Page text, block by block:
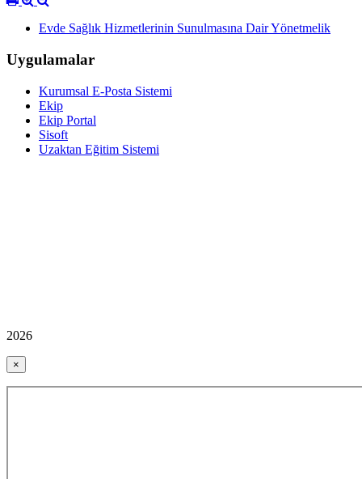
Evde Sağlık Hizmetlerinin Sunulmasına Dair Yönetmelik
Uygulamalar
Kurumsal E-Posta Sistemi
Ekip
Ekip Portal
Sisoft
Uzaktan Eğitim Sistemi
2026
×